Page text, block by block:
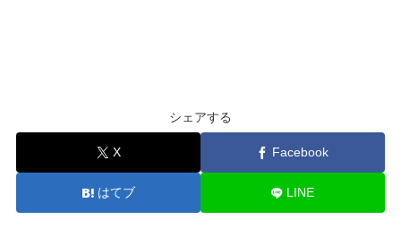
シェアする
X Facebook
はてブ LINE